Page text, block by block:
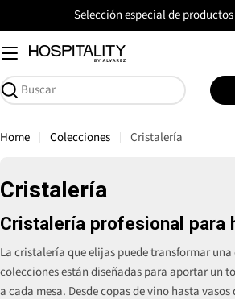
al
contenido
Selección especial de
Buscar
Home Colecciones Cristalería
R
e
c
o
Cristalería
Cristalería profesional para
La cristalería que elijas puede transformar
colecciones están diseñadas para aportar un
a cada mesa. Desde copas de vino hasta